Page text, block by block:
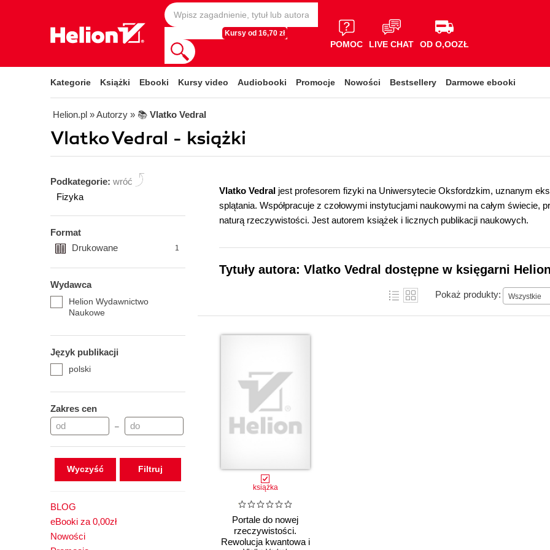
Kursy od 16,70 zł
POMOC LIVE CHAT OD O,OOZŁ
Kategorie Książki Ebooki Kursy video Audiobooki Promocje Nowości Bestsellery Darmowe ebooki
Helion.pl » Autorzy » 📚 Vlatko Vedral
Vlatko Vedral - książki
Podkategorie: wróć
Fizyka
Format
Drukowane
1
Wydawca
Helion Wydawnictwo
Naukowe
Język publikacji
polski
Zakres cen
–
Wyczyść
BLOG
eBooki za 0,00zł
Nowości
Vlatko Vedral jest profesorem fizyki na Uniwersytecie Oksfordzkim, uznanym
splątania. Współpracuje z czołowymi instytucjami naukowymi na całym świecie,
naturą rzeczywistości. Jest autorem książek i licznych publikacji naukowych.
Tytuły autora: Vlatko Vedral dostępne w księgarni Helion
Pokaż produkty: Wszystkie
książka
Portale do nowej
rzeczywistości.
Rewolucja kwantowa i